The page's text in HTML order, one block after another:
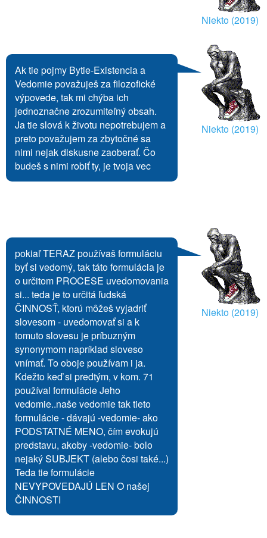
Niekto (2019)
Ak tie pojmy Bytie-Existencia a
Vedomie považuješ za filozofické
výpovede, tak mi chýba ich
jednoznačne zrozumiteľný obsah.
Ja tie slová k životu nepotrebujem a
preto považujem za zbytočné sa
nimi nejak diskusne zaoberať. Čo
budeš s nimi robiť ty, je tvoja vec
Niekto (2019)
pokiaľ TERAZ používaš formuláciu
byť si vedomý, tak táto formulácia je
o určitom PROCESE uvedomovania
si... teda je to určitá ľudská
ČINNOSŤ, ktorú môžeš vyjadriť
slovesom - uvedomovať si a k
tomuto slovesu je príbuzným
synonymom napríklad sloveso
vnímať. To oboje používam i ja.
Kdežto keď si predtým, v kom. 71
používal formulácie Jeho
vedomie..naše vedomie tak tieto
formulácie - dávajú -vedomie- ako
PODSTATNÉ MENO, čím evokujú
predstavu, akoby -vedomie- bolo
nejaký SUBJEKT (alebo čosi také...)
Teda tie formulácie
NEVYPOVEDAJÚ LEN O našej
ČINNOSTI
Niekto (2019)